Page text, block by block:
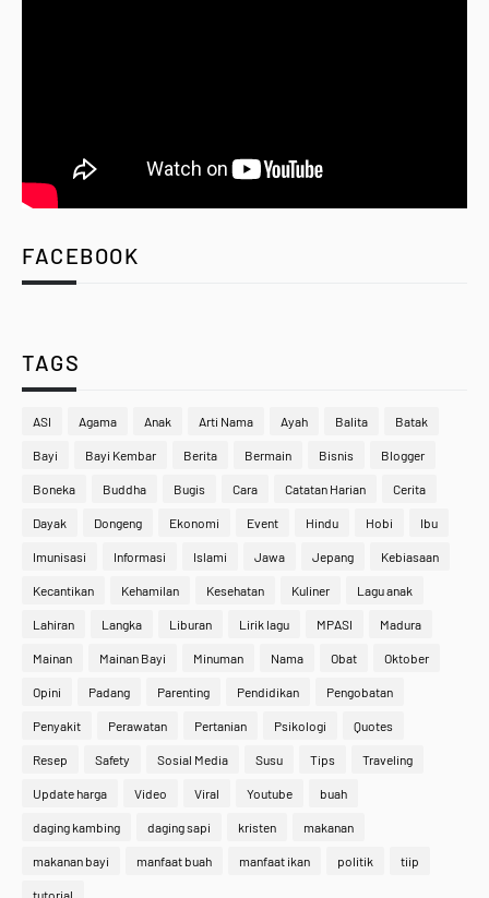
FACEBOOK
TAGS
ASI Agama Anak Arti Nama Ayah Balita Batak
Bayi Bayi Kembar Berita Bermain Bisnis Blogger
Boneka Buddha Bugis Cara Catatan Harian Cerita
Dayak Dongeng Ekonomi Event Hindu Hobi Ibu
Imunisasi Informasi Islami Jawa Jepang Kebiasaan
Kecantikan Kehamilan Kesehatan Kuliner Lagu anak
Lahiran Langka Liburan Lirik lagu MPASI Madura
Mainan Mainan Bayi Minuman Nama Obat Oktober
Opini Padang Parenting Pendidikan Pengobatan
Penyakit Perawatan Pertanian Psikologi Quotes
Resep Safety Sosial Media Susu Tips Traveling
Update harga Video Viral Youtube buah
daging kambing daging sapi kristen makanan
makanan bayi manfaat buah manfaat ikan politik tiip
tutorial